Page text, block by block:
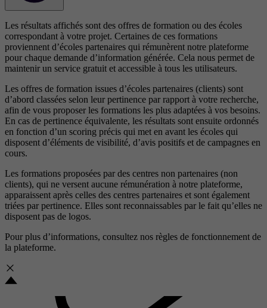
Les résultats affichés sont des offres de formation ou des écoles
correspondant à votre projet. Certaines de ces formations
proviennent d’écoles partenaires qui rémunèrent notre plateforme
pour chaque demande d’information générée. Cela nous permet de
maintenir un service gratuit et accessible à tous les utilisateurs.
Les offres de formation issues d’écoles partenaires (clients) sont
d’abord classées selon leur pertinence par rapport à votre recherche,
afin de vous proposer les formations les plus adaptées à vos besoins.
En cas de pertinence équivalente, les résultats sont ensuite ordonnés
en fonction d’un scoring précis qui met en avant les écoles qui
disposent d’éléments de visibilité, d’avis positifs et de campagnes en
cours.
Les formations proposées par des centres non partenaires (non
clients), qui ne versent aucune rémunération à notre plateforme,
apparaissent après celles des centres partenaires et sont également
triées par pertinence. Elles sont reconnaissables par le fait qu’elles ne
disposent pas de logos.
Pour plus d’informations, consultez nos règles de fonctionnement de
la plateforme.